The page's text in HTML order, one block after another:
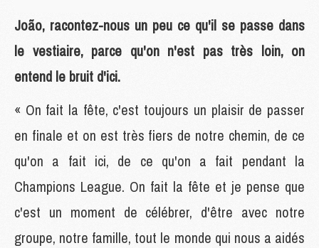
João, racontez-nous un peu ce qu'il se passe dans
le vestiaire, parce qu'on n'est pas très loin, on
entend le bruit d'ici.
« On fait la fête, c'est toujours un plaisir de passer
en finale et on est très fiers de notre chemin, de ce
qu'on a fait ici, de ce qu'on a fait pendant la
Champions League. On fait la fête et je pense que
c'est un moment de célébrer, d'être avec notre
groupe, notre famille, tout le monde qui nous a aidés